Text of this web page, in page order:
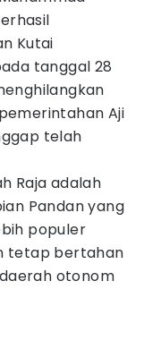
Kutai
tanggal 28
Aji
telah
Raja adalah
Pandan yang
populer
tetap bertahan
otonom